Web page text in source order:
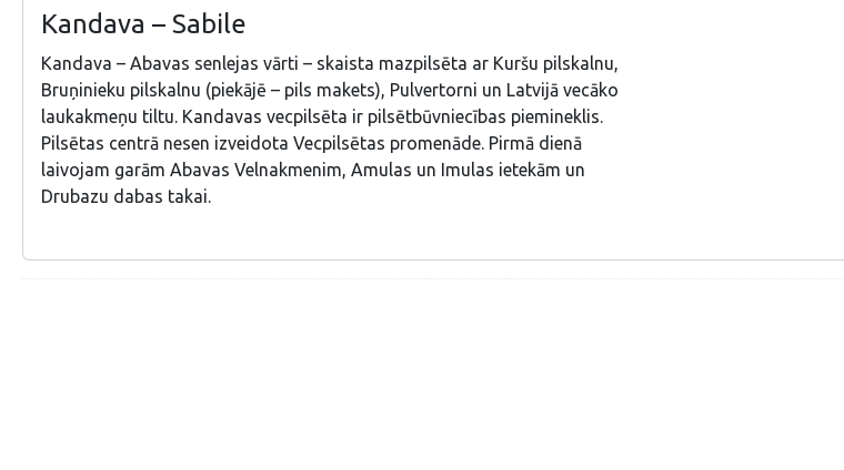
Kandava – Sabile
Kandava – Abavas senlejas vārti – skaista mazpilsēta ar Kuršu pilskalnu,
Bruņinieku pilskalnu (piekājē – pils makets), Pulvertorni un Latvijā vecāko
laukakmeņu tiltu. Kandavas vecpilsēta ir pilsētbūvniecības piemineklis.
Pilsētas centrā nesen izveidota Vecpilsētas promenāde. Pirmā dienā
laivojam garām Abavas Velnakmenim, Amulas un Imulas ietekām un
Drubazu dabas takai.